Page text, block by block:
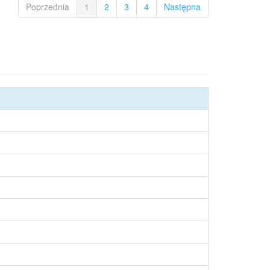
Poprzednia 1 2 3 4 Następna